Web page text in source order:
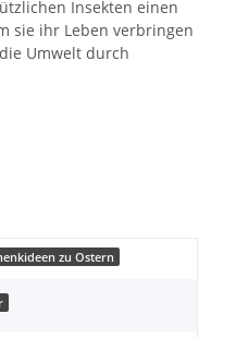
Insekten einen
sie ihr Leben verbringen
Umwelt durch
zu Ostern